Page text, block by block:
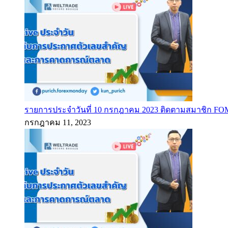
รายการประจำวันที่ 10 กรกฎาคม 2023 ติดตามสมาชิก
กรกฎาคม 11, 2023